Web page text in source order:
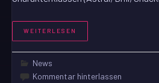
WEITERLESEN
News
Kommentar hinterlassen